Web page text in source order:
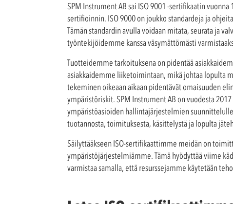
SPM Instrument AB sai ISO 9001 -sertifikaatin
sertifioinnin. ISO 9000 on joukko standardeja ja
Tämän standardin avulla voidaan mitata, seurata ja
työntekijöidemme kanssa väsymättömästi
Tuotteidemme tarkoituksena on pidentää
asiakkaidemme liiketoimintaan, mikä johtaa lopulta
tekeminen oikeaan aikaan pidentävät omaisuuden
ympäristöriskit. SPM Instrument AB on vuodesta
ympäristöasioiden hallintajärjestelmien
tuotannosta, toimituksesta, käsittelystä ja lopulta
Säilyttääkseen ISO-sertifikaattimme meidän on
ympäristöjärjestelmiämme. Tämä hyödyttää viime
varmistaa samalla, että resurssejamme käytetään